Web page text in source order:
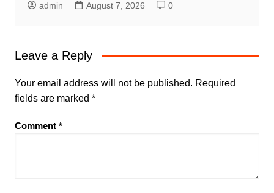
admin August 7, 2026 0
Leave a Reply
Your email address will not be published. Required
fields are marked *
Comment *